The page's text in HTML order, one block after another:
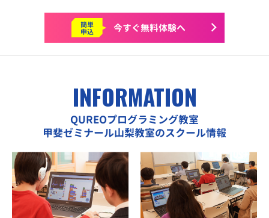
簡単
申込 今すぐ無料体験へ
INFORMATION
QUREOプログラミング教室
甲斐ゼミナール山梨教室のスクール情報